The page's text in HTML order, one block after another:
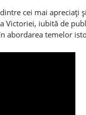
cei mai
Victoriei, iubită de
abordarea temelor